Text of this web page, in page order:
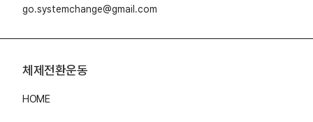
go.systemchange@gmail.com
체제전환운동
HOME